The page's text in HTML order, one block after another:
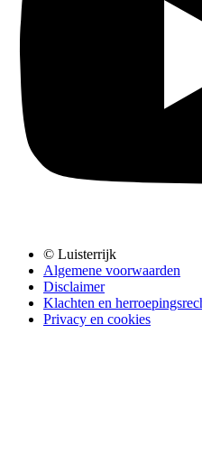
© Luisterrijk
Algemene voorwaarden
Disclaimer
Klachten en
Privacy en cookies